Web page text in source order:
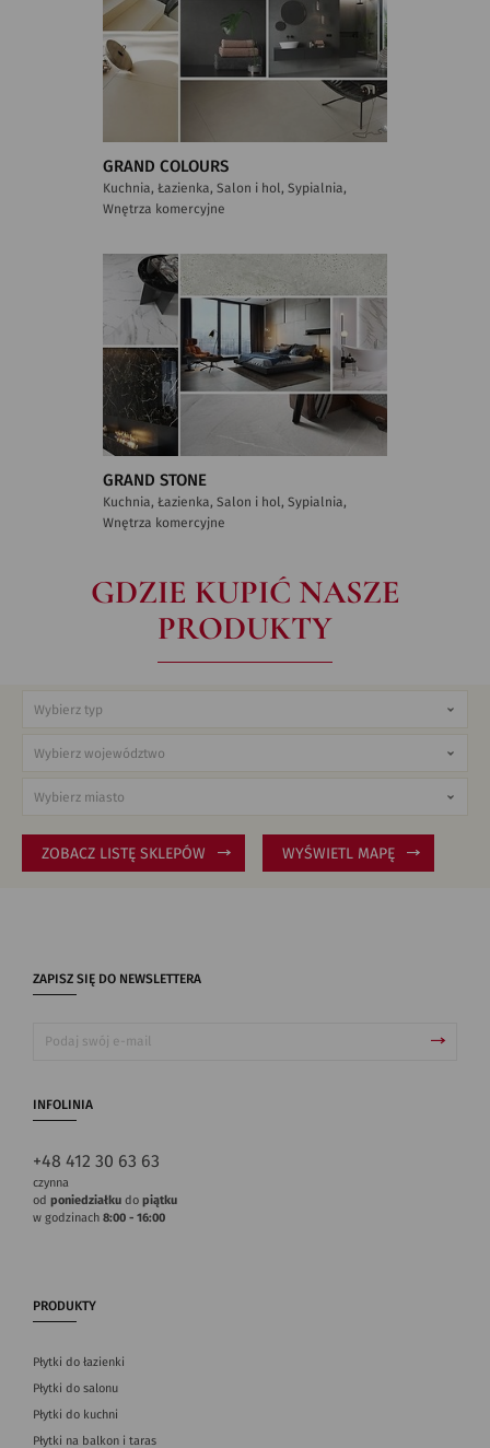
GRAND COLOURS
Kuchnia, Łazienka, Salon i hol, Sypialnia,
Wnętrza komercyjne
GRAND STONE
Kuchnia, Łazienka, Salon i hol, Sypialnia,
Wnętrza komercyjne
GDZIE KUPIĆ NASZE
PRODUKTY
ZOBACZ LISTĘ SKLEPÓW WYŚWIETL MAPĘ
ZAPISZ SIĘ DO NEWSLETTERA
INFOLINIA
+48 412 30 63 63
czynna
od poniedziałku do piątku
w godzinach 8:00 - 16:00
PRODUKTY
Płytki do łazienki
Płytki do salonu
Płytki do kuchni
Płytki na balkon i taras